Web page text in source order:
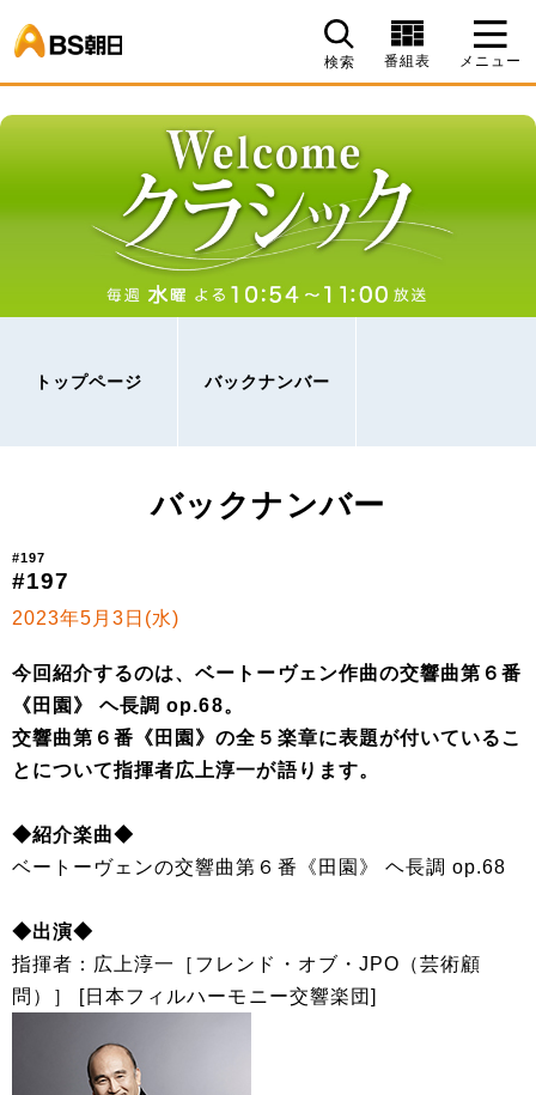
検索 番組表 メニュー
トップページ バックナンバー
バックナンバー
#197
#197
2023年5月3日(水)
今回紹介するのは、ベートーヴェン作曲の交響曲第６番
《田園》 ヘ長調 op.68。
交響曲第６番《田園》の全５楽章に表題が付いているこ
とについて指揮者広上淳一が語ります。
◆紹介楽曲◆
ベートーヴェンの交響曲第６番《田園》 ヘ長調 op.68
◆出演◆
指揮者：広上淳一［フレンド・オブ・JPO（芸術顧
問）］ [日本フィルハーモニー交響楽団]